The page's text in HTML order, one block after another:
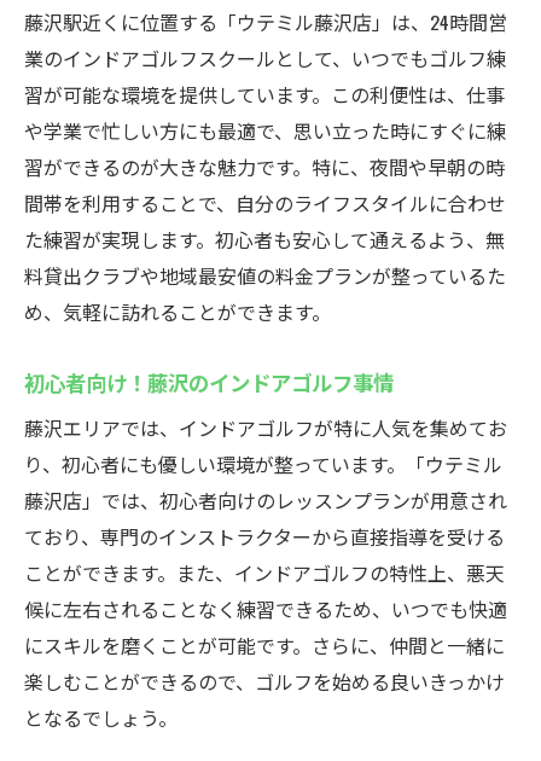
ト
藤沢駅で初心者が安心して通えるゴルフス
クール
藤沢駅近で初心者向けゴルフ環境を紹介
藤沢で初心者に最適なインドアゴルフ
24時間営業の藤沢インドアゴルフスクールウテ
ミル
24時間営業で藤沢のゴルフ練習が自由自在
藤沢で24時間営業を活かしたゴルフ練習法
藤沢駅で24時間対応のゴルフスクールを活
用
24時間営業の藤沢インドアゴルフが便利
藤沢で24時間練習可能なインドアゴルフ
藤沢駅で通い放題のインドアゴルフ
藤沢駅近で通い放題インドアゴルフを楽し
む
通い放題プランで藤沢のゴルフを満喫
藤沢駅で通い放題のインドアゴルフを体験
藤沢駅近くに位置する「ウテミル藤沢店」は、24時間営
業のインドアゴルフスクールとして、いつでもゴルフ練
習が可能な環境を提供しています。この利便性は、仕事
や学業で忙しい方にも最適で、思い立った時にすぐに練
習ができるのが大きな魅力です。特に、夜間や早朝の時
間帯を利用することで、自分のライフスタイルに合わせ
た練習が実現します。初心者も安心して通えるよう、無
料貸出クラブや地域最安値の料金プランが整っているた
め、気軽に訪れることができます。
初心者向け！藤沢のインドアゴルフ事情
藤沢エリアでは、インドアゴルフが特に人気を集めてお
り、初心者にも優しい環境が整っています。「ウテミル
藤沢店」では、初心者向けのレッスンプランが用意され
ており、専門のインストラクターから直接指導を受ける
ことができます。また、インドアゴルフの特性上、悪天
候に左右されることなく練習できるため、いつでも快適
にスキルを磨くことが可能です。さらに、仲間と一緒に
楽しむことができるので、ゴルフを始める良いきっかけ
となるでしょう。